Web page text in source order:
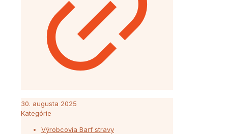
30. augusta 2025
Kategórie
Výrobcovia Barf stravy